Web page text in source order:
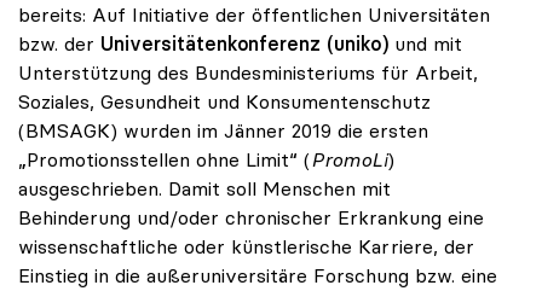
bereits: Auf Initiative der öffentlichen Universitäten
bzw. der Universitätenkonferenz (uniko) und mit
Unterstützung des Bundesministeriums für Arbeit,
Soziales, Gesundheit und Konsumentenschutz
(BMSAGK) wurden im Jänner 2019 die ersten
„Promotionsstellen ohne Limit“ (PromoLi)
ausgeschrieben. Damit soll Menschen mit
Behinderung und/oder chronischer Erkrankung eine
wissenschaftliche oder künstlerische Karriere, der
Einstieg in die außeruniversitäre Forschung bzw. eine